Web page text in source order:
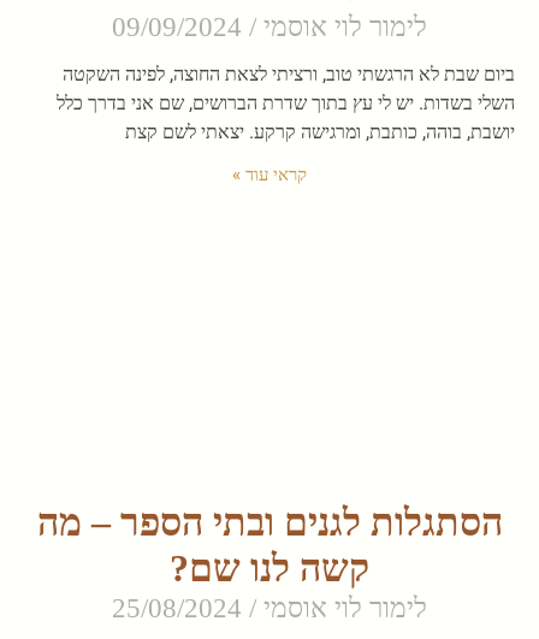
לימור לוי אוסמי
ביום שבת לא הרגשתי טוב, ורציתי לצאת החוצה, לפינה השקטה
השלי בשדות. יש לי עץ בתוך שדרת הברושים, שם אני בדרך כלל
יושבת, בוהה, כותבת, ומרגישה קרקע. יצאתי לשם קצת
קראי עוד »
הסתגלות לגנים ובתי הספר – מה
קשה לנו שם?
לימור לוי אוסמי